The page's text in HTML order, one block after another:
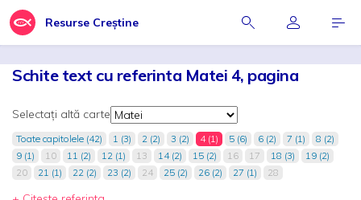
Resurse Creștine
Schite text cu referinta Matei 4, pagina
Selectați altă carte
Toate capitolele (42) 1 (3) 2 (2) 3 (2) 4 (1) 5 (6) 6 (2) 7 (1)
8 (2)
9 (1)
10 11 (2) 12 (1) 13 14 (2) 15 (2) 16 17 18 (3)
19 (2)
20
21 (1) 22 (2) 23 (2) 24 25 (2) 26 (2) 27 (1) 28